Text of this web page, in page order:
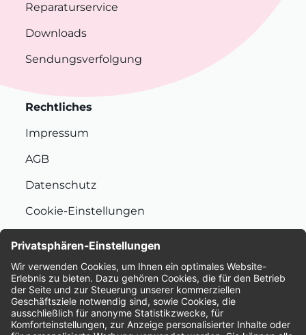
Reparaturservice
Downloads
Sendungsverfolgung
Rechtliches
Impressum
AGB
Datenschutz
Cookie-Einstellungen
Bewertungen